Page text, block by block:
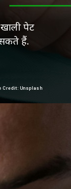
पेट
सकते हैं.
Credit: Unsplash